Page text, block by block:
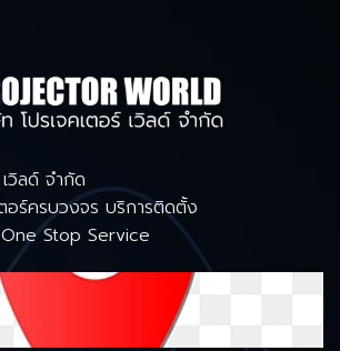
วิลด์ จำกัด
อร์ครบวงจร บริการติดตั้ง
Stop Service